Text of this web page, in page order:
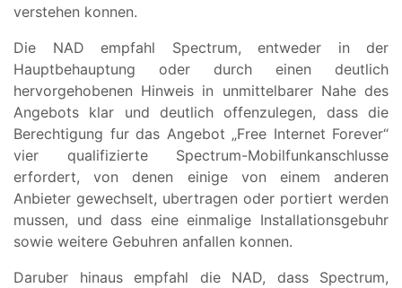
verstehen konnen.
Die NAD empfahl Spectrum, entweder in der
Hauptbehauptung oder durch einen deutlich
hervorgehobenen Hinweis in unmittelbarer Nahe des
Angebots klar und deutlich offenzulegen, dass die
Berechtigung fur das Angebot „Free Internet Forever“
vier qualifizierte Spectrum-Mobilfunkanschlusse
erfordert, von denen einige von einem anderen
Anbieter gewechselt, ubertragen oder portiert werden
mussen, und dass eine einmalige Installationsgebuhr
sowie weitere Gebuhren anfallen konnen.
Daruber hinaus empfahl die NAD, dass Spectrum,